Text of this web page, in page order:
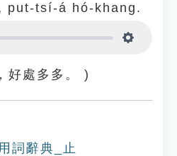
put-tsí-á hó-khang.
好處多多。 )
詞辭典_止